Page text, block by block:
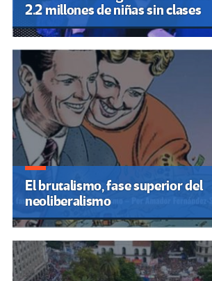
2.2 millones de niñas sin clases
El brutalismo, fase superior del
neoliberalismo